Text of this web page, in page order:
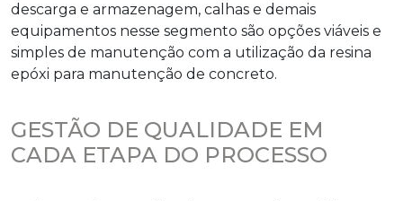
descarga e armazenagem, calhas e demais
equipamentos nesse segmento são opções viáveis e
simples de manutenção com a utilização da resina
epóxi para manutenção de concreto.
GESTÃO DE QUALIDADE EM
CADA ETAPA DO PROCESSO